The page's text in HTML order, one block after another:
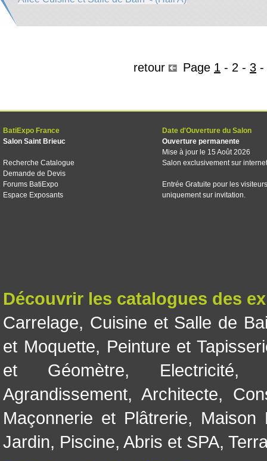
retour Page 1 - 2 - 3 -
BatiExpo France
Salon Saint Brieuc
Recherche Catalogue
Demande de Devis
Forums BatiExpo
Espace Exposants
Date d'Ouverture du Salon
Ouverture permanente
Mise à jour le 15 Août 2026
Salon exclusivement sur internet
Entrée Gratuite pour les visiteurs
uniquement sur invitation.
Découvrir les catalogues des
Carrelage, Cuisine et Salle de
et Moquette, Peinture et
et Géomètre, Electricité
Agrandissement, Architecte,
Maçonnerie et Plâtrerie, Maison
Jardin, Piscine, Abris et SPA,